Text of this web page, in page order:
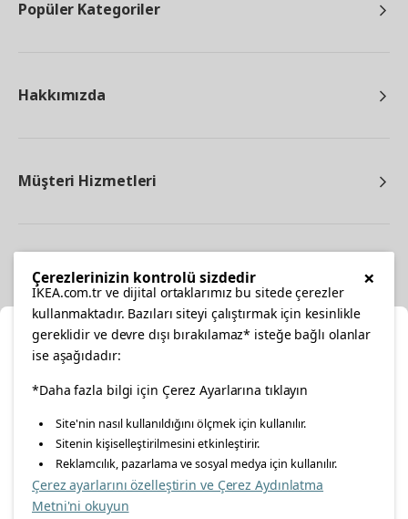
Popüler Kategoriler
Hakkımızda
Müşteri Hizmetleri
facebooktwitterinstagrampinterestyoutube
linkedin
Enerji Politikası Bilgi Güvenliği Politikası
Konumunuzu Seçin
İnternetten vereceğiniz siparişlerinizde size özel hizmet ve
içerikleri görebilmek için lütfen konumuzu seçin.
İl seçiniz
×
Çerezlerinizin kontrolü sizdedir
IKEA.com.tr ve dijital ortaklarımız bu sitede çerezler
kullanmaktadır. Bazıları siteyi çalıştırmak için kesinlikle
gereklidir ve devre dışı bırakılamaz* isteğe bağlı olanlar
ise aşağıdadır:
*Daha fazla bilgi için Çerez Ayarlarına tıklayın
Site'nin nasıl kullanıldığını ölçmek için kullanılır.
Sitenin kişiselleştirilmesini etkinleştirir.
Reklamcılık, pazarlama ve sosyal medya için kullanılır.
Çerez ayarlarını özelleştirin ve Çerez Aydınlatma
Metni'ni okuyun